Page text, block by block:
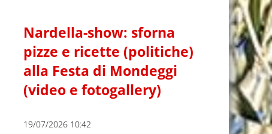
Nardella-show: sforna
pizze e ricette (politiche)
alla Festa di Mondeggi
(video e fotogallery)
19/07/2026 10:42